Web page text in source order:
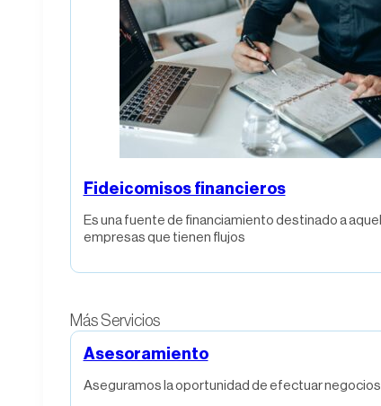
Fideicomisos financieros
Es una fuente de financiamiento destinado a
empresas que tienen flujos
Más Servicios
Asesoramiento
Aseguramos la oportunidad de efectuar